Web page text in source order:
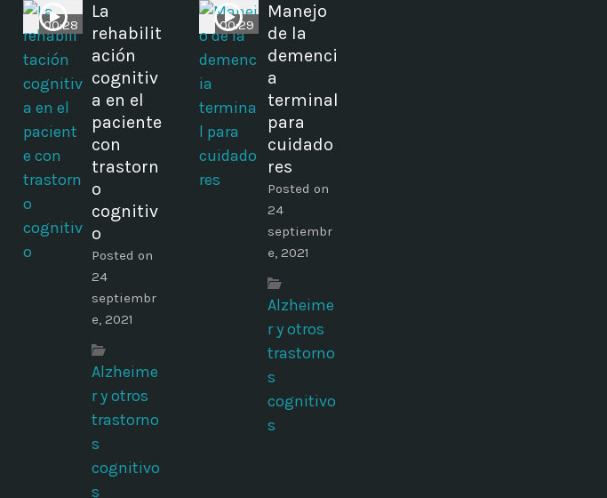
00:28
La
rehabilit
ación
cognitiv
a en el
paciente
con
trastorn
o
cognitiv
o
Posted on
24
septiembr
e, 2021
Alzheime
r y otros
trastorno
s
cognitivo
s
00:29
Manejo
de la
demenci
a
terminal
para
cuidado
res
Posted on
24
septiembr
e, 2021
Alzheime
r y otros
trastorno
s
cognitivo
s